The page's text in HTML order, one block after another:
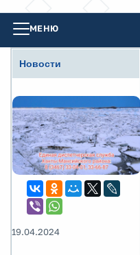
МЕНЮ
Новости
19.04.2024